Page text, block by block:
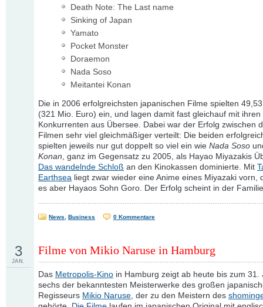
Death Note: The Last name
Sinking of Japan
Yamato
Pocket Monster
Doraemon
Nada Soso
Meitantei Konan
Die in 2006 erfolgreichsten japanischen Filme spielten
(321 Mio. Euro) ein, und lagen damit fast gleichauf mit ihren
Konkurrenten aus Übersee. Dabei war der Erfolg zwischen
Filmen sehr viel gleichmäßiger verteilt: Die beiden
spielten jeweils nur gut doppelt so viel ein wie Nada Soso
Konan, ganz im Gegensatz zu 2005, als Hayao Miyazakis
Das wandelnde Schloß an den Kinokassen dominierte. Mit
Earthsea liegt zwar wieder eine Anime eines Miyazaki vorn,
es aber Hayaos Sohn Goro. Der Erfolg scheint in der
News Business 0 Kommentare
Filme von Mikio Naruse in Hamburg
3
JAN.
Das Metropolis-Kino in Hamburg zeigt ab heute bis zum 31.
sechs der bekanntesten Meisterwerke des großen
Regisseurs Mikio Naruse, der zu den Meistern des